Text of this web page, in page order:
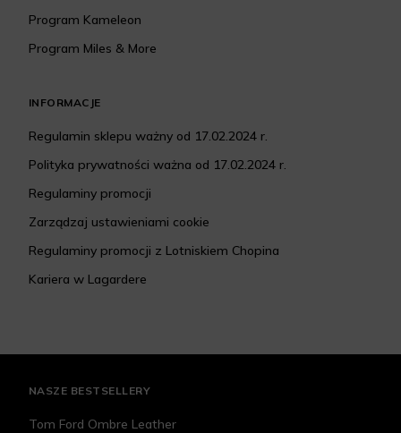
Program Kameleon
Program Miles & More
INFORMACJE
Regulamin sklepu ważny od 17.02.2024 r.
Polityka prywatności ważna od 17.02.2024 r.
Regulaminy promocji
Zarządzaj ustawieniami cookie
Regulaminy promocji z Lotniskiem Chopina
Kariera w Lagardere
NASZE BESTSELLERY
Tom Ford Ombre Leather